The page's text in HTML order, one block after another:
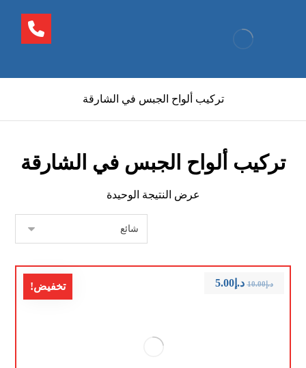
تركيب ألواح الجبس في الشارقة
تركيب ألواح الجبس في الشارقة
عرض النتيجة الوحيدة
تخفيض! د.إ10.00 د.إ5.00